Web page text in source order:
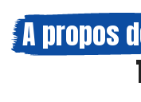
A propos